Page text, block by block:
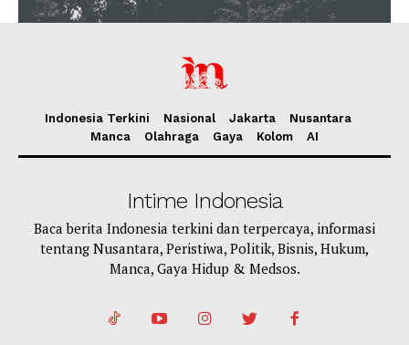
Indonesia Terkini Nasional Jakarta
Nusantara
Manca
Olahraga Gaya Kolom AI
Intime Indonesia
Baca berita Indonesia terkini dan terpercaya, informasi
tentang Nusantara, Peristiwa, Politik, Bisnis, Hukum,
Manca, Gaya Hidup & Medsos.